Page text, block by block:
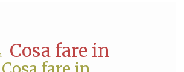
Cosa fare in